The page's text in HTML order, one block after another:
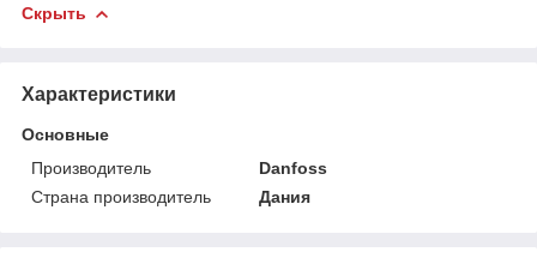
Скрыть
Характеристики
Основные
Производитель
Danfoss
Страна производитель
Дания